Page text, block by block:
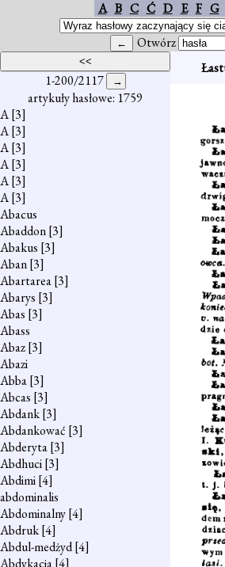
A B C Ć D E F G
Otwórz
1-200/2117
artykuły hasłowe: 1759
A[3]
A[3]
A[3]
A[3]
A[3]
A[3]
Abacus
Abaddon[3]
Abakus [3]
Aban[3]
Abartarea[3]
Abarys [3]
Abas [3]
Abass
Abaz[3]
Abazi
Abba[3]
Abcas [3]
Abdank[3]
Abdankować [3]
Abderyta[3]
Abdhuci[3]
Abdimi[4]
abdominalis
Abdominalny[4]
Abdruk[4]
Abdul-medżyd[4]
Abdykacja[4]